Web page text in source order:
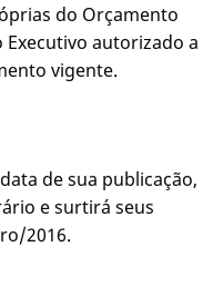
do Orçamento
autorizado a
vigente.
de sua publicação,
e surtirá seus
2016.